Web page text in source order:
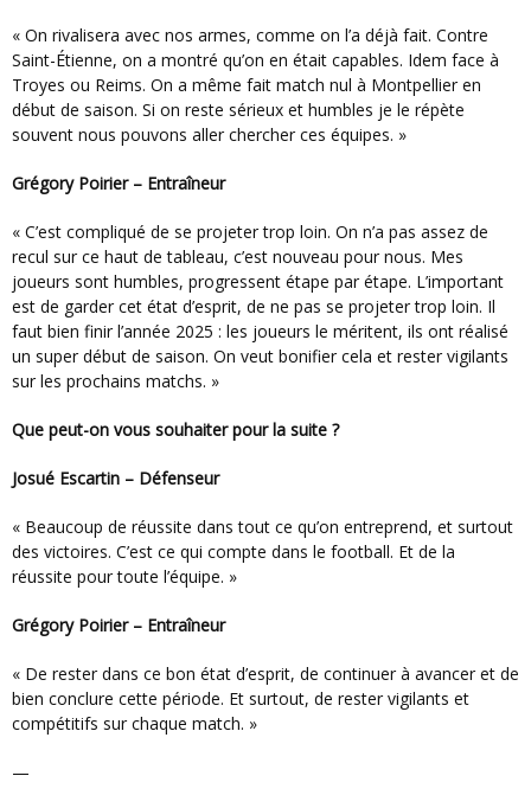
« On rivalisera avec nos armes, comme on l’a déjà fait. Contre
Saint-Étienne, on a montré qu’on en était capables. Idem face à
Troyes ou Reims. On a même fait match nul à Montpellier en
début de saison. Si on reste sérieux et humbles je le répète
souvent nous pouvons aller chercher ces équipes. »
Grégory Poirier – Entraîneur
« C’est compliqué de se projeter trop loin. On n’a pas assez de
recul sur ce haut de tableau, c’est nouveau pour nous. Mes
joueurs sont humbles, progressent étape par étape. L’important
est de garder cet état d’esprit, de ne pas se projeter trop loin. Il
faut bien finir l’année 2025 : les joueurs le méritent, ils ont réalisé
un super début de saison. On veut bonifier cela et rester vigilants
sur les prochains matchs. »
Que peut-on vous souhaiter pour la suite ?
Josué Escartin – Défenseur
« Beaucoup de réussite dans tout ce qu’on entreprend, et surtout
des victoires. C’est ce qui compte dans le football. Et de la
réussite pour toute l’équipe. »
Grégory Poirier – Entraîneur
« De rester dans ce bon état d’esprit, de continuer à avancer et de
bien conclure cette période. Et surtout, de rester vigilants et
compétitifs sur chaque match. »
—